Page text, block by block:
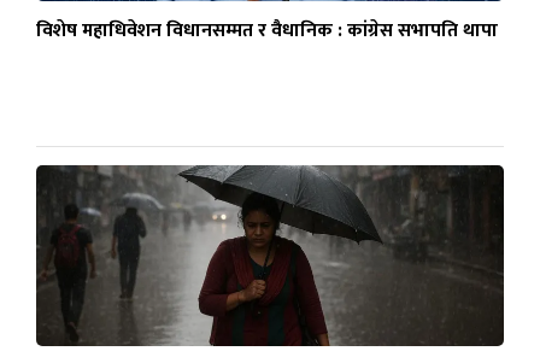
विशेष महाधिवेशन विधानसम्मत र वैधानिक : कांग्रेस सभापति थापा